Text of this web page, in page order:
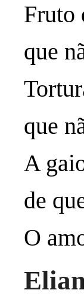
Fruto
que
que
A
de
O